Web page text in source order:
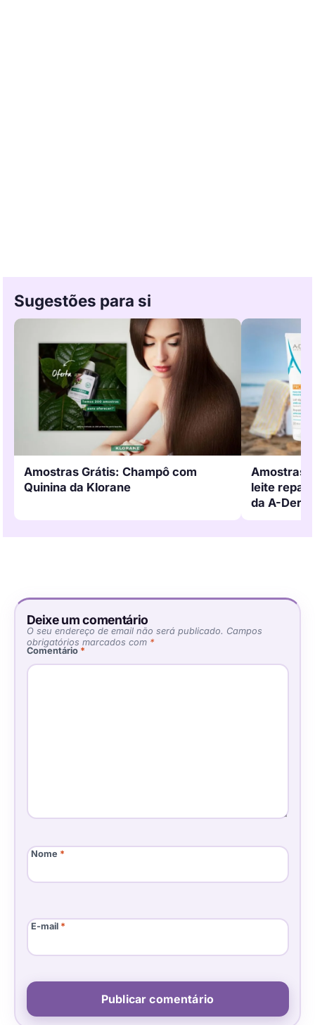
Sugestões para si
Amostras Grátis: Champô com
Quinina da Klorane
Amostras
leite
da A-
Deixe um comentário
O seu endereço de email não será publicado. Campos
obrigatórios marcados com *
Comentário *
Nome *
E-mail *